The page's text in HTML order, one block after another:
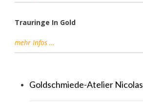
Trauringe In Gold
mehr Infos …
Goldschmiede-Atelier